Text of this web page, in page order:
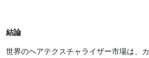
結論
世界のヘアテクスチャライザー市場は、